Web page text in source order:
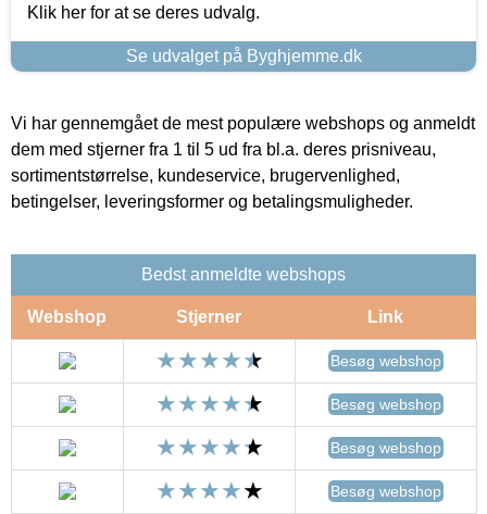
Klik her for at se deres udvalg.
Se udvalget på Byghjemme.dk
Vi har gennemgået de mest populære webshops og anmeldt
dem med stjerner fra 1 til 5 ud fra bl.a. deres prisniveau,
sortimentstørrelse, kundeservice, brugervenlighed,
betingelser, leveringsformer og betalingsmuligheder.
Bedst anmeldte webshops
Webshop Stjerner Link
Besøg webshop
Besøg webshop
Besøg webshop
Besøg webshop